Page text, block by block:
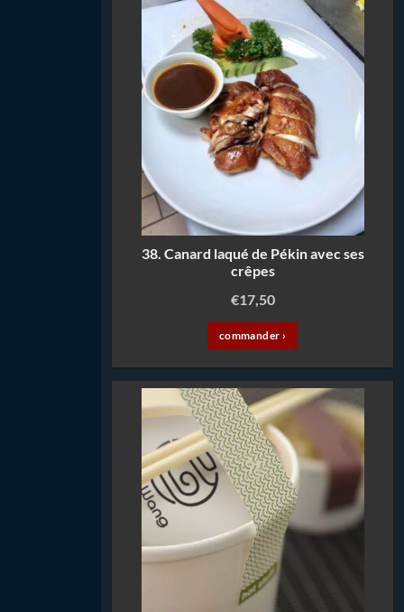
38. Canard laqué de Pékin avec ses
crêpes
€17,50
commander ›